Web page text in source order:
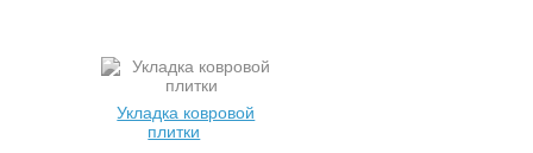
Укладка ковровой
плитки